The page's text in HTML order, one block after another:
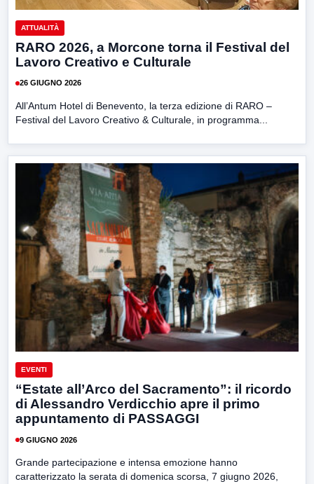
ATTUALITÀ
RARO 2026, a Morcone torna il Festival del
Lavoro Creativo e Culturale
26 GIUGNO 2026
All’Antum Hotel di Benevento, la terza edizione di RARO –
Festival del Lavoro Creativo & Culturale, in programma...
EVENTI
“Estate all’Arco del Sacramento”: il ricordo
di Alessandro Verdicchio apre il primo
appuntamento di PASSAGGI
9 GIUGNO 2026
Grande partecipazione e intensa emozione hanno
caratterizzato la serata di domenica scorsa, 7 giugno 2026,